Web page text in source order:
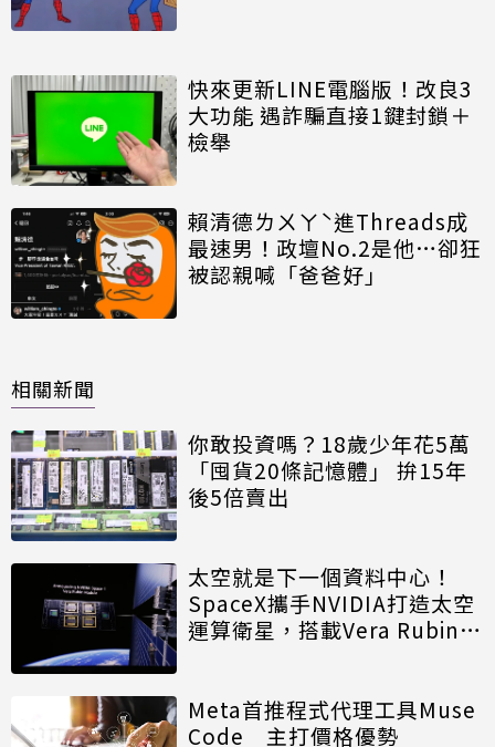
快來更新LINE電腦版！改良3
大功能 遇詐騙直接1鍵封鎖＋
檢舉
賴清德ㄌㄨㄚˋ進Threads成
最速男！政壇No.2是他…卻狂
被認親喊「爸爸好」
相關新聞
你敢投資嗎？18歲少年花5萬
「囤貨20條記憶體」 拚15年
後5倍賣出
太空就是下一個資料中心！
SpaceX攜手NVIDIA打造太空
運算衛星，搭載Vera Rubin運
Meta首推程式代理工具Muse
Code 主打價格優勢